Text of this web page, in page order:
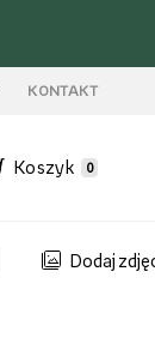
KONTAKT
Koszyk 0
Dodaj